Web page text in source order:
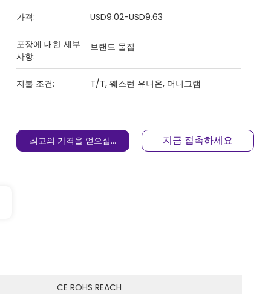
가격: USD9.02-USD9.63
포장에 대한 세부
사항:
브랜드 물집
지불 조건: T/T, 웨스턴 유니온, 머니그램
최고의 가격을 얻으십시오 지금 접촉하세요
CE ROHS REACH